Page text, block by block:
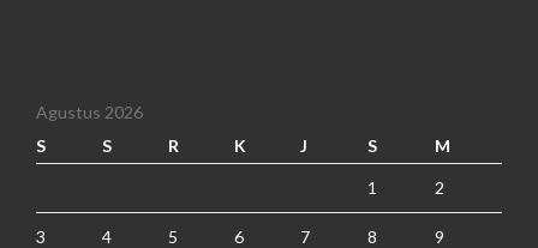
Agustus 2026
S
S R K J S M
1 2
3 4 5 6 7 8 9